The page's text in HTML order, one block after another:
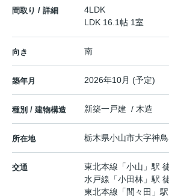
間取り / 詳細
4LDK
LDK 16.1帖 1室
向き 南
築年月 2026年10月 (予定)
種別 / 建物構造 新築一戸建 / 木造
所在地 栃木県小山市大字神
交通 東北本線 「小山 」駅
水戸線 「小田林 」駅
東北本線 「 間々田 」